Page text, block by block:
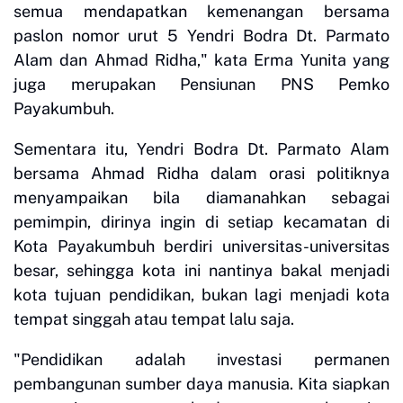
semua mendapatkan kemenangan bersama
paslon nomor urut 5 Yendri Bodra Dt. Parmato
Alam dan Ahmad Ridha," kata Erma Yunita yang
juga merupakan Pensiunan PNS Pemko
Payakumbuh.
Sementara itu, Yendri Bodra Dt. Parmato Alam
bersama Ahmad Ridha dalam orasi politiknya
menyampaikan bila diamanahkan sebagai
pemimpin, dirinya ingin di setiap kecamatan di
Kota Payakumbuh berdiri universitas-universitas
besar, sehingga kota ini nantinya bakal menjadi
kota tujuan pendidikan, bukan lagi menjadi kota
tempat singgah atau tempat lalu saja.
"Pendidikan adalah investasi permanen
pembangunan sumber daya manusia. Kita siapkan